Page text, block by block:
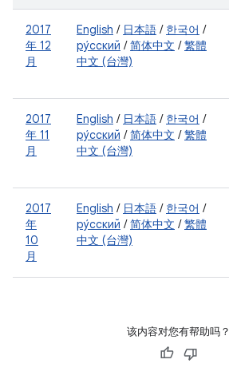
2017
年 12
月
English / 日本語 / 한국어 /
ру́сский /简体中文 /繁體
中文 (台灣)
2017
年 11
月
English / 日本語 / 한국어 /
ру́сский /简体中文 /繁體
中文 (台灣)
2017
年
10
月
English / 日本語 / 한국어 /
ру́сский /简体中文 /繁體
中文 (台灣)
该内容对您有帮助吗？